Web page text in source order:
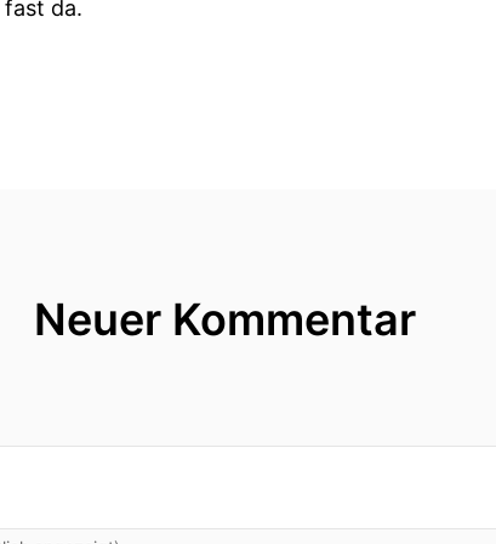
fast da.
dadurch der Fuß kam zuerst raus.
ganz krass.
Neuer Kommentar